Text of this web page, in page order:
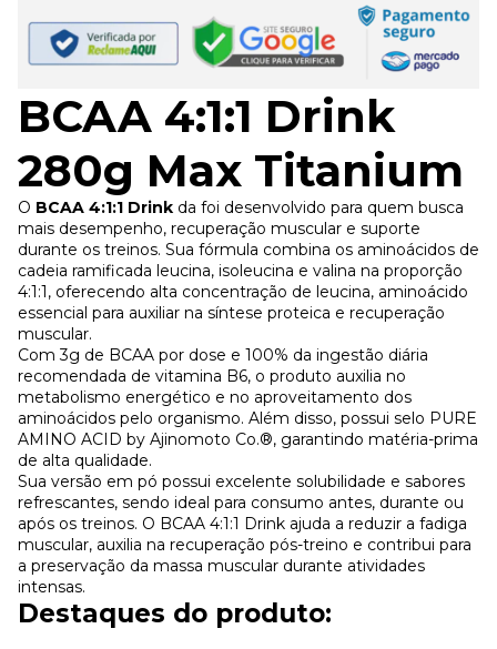
BCAA 4:1:1 Drink
280g Max Titanium
O BCAA 4:1:1 Drink da foi desenvolvido para quem busca
mais desempenho, recuperação muscular e suporte
durante os treinos. Sua fórmula combina os aminoácidos de
cadeia ramificada leucina, isoleucina e valina na proporção
4:1:1, oferecendo alta concentração de leucina, aminoácido
essencial para auxiliar na síntese proteica e recuperação
muscular.
Com 3g de BCAA por dose e 100% da ingestão diária
recomendada de vitamina B6, o produto auxilia no
metabolismo energético e no aproveitamento dos
aminoácidos pelo organismo. Além disso, possui selo PURE
AMINO ACID by Ajinomoto Co.®, garantindo matéria-prima
de alta qualidade.
Sua versão em pó possui excelente solubilidade e sabores
refrescantes, sendo ideal para consumo antes, durante ou
após os treinos. O BCAA 4:1:1 Drink ajuda a reduzir a fadiga
muscular, auxilia na recuperação pós-treino e contribui para
a preservação da massa muscular durante atividades
intensas.
Destaques do produto: